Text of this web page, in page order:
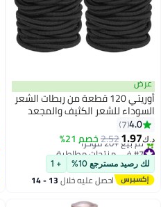
عرض
أوريتي 120 قطعة من ربطات الشعر
السوداء للشعر الكثيف والمجعد
وحاملات ذيل الحصان وشريط
مم)
4.0
7
د.ك‏1.97
2.52خصم 21%
#7 في منتجات مطاطية
أقل سعر في 30 يوم
تم بيع +20 مؤخرًا
#7 في منتجات مطاطية
لك رصيد مسترجع 10% + 1
احصل عليه خلال 13 - 14